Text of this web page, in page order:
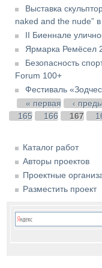
Выставка
naked and the nude”
II Биеннале
Ярмарка Ремёсел
Безопасность
Forum 100+
Фестиваль
Страницы
« первая ‹
165
166 167
Каталог работ
Авторы проектов
Проектные
Разместить проект